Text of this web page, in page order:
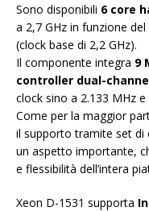
Sono disponibili 6 core
a 2,7 GHz in funzione
(clock base di 2,2 GHz).
Il componente integra 9
controller dual-
clock sino a 2.133 MHz
Come per la maggior
il supporto tramite set di
un aspetto importante,
e flessibilità dell’intera
Xeon D-1531 supporta